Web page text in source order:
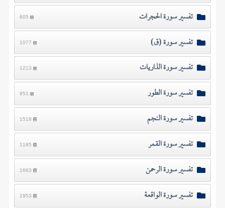
تفسير سورة الحجرات 605
تفسير سورة (ق) 1077
تفسير سورة الذاريات 1213
تفسير سورة الطور 951
تفسير سورة النجم 1518
تفسير سورة القمر 1185
تفسير سورة الرحمن 1663
تفسير سورة الواقعة 1953